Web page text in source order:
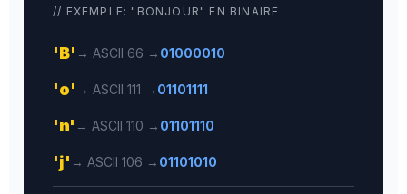
// EXEMPLE: "BONJOUR" EN BINAIRE
'B' → ASCII 66 → 01000010
'o' → ASCII 111 → 01101111
'n' → ASCII 110 → 01101110
'j' → ASCII 106 → 01101010